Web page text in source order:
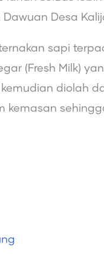
Desa
sapi
(Fresh Milk)
diolah
kemasan